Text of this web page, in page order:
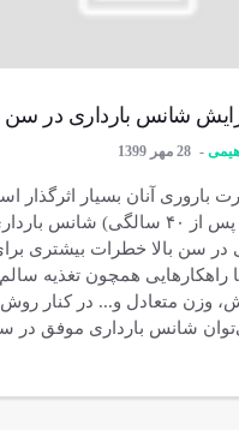
شانس بارداری در سن
28 مهر 1399
سالگی (به‌ویژه پس از ۴۰ سالگی)
در سن بالا خطرات بیشتری
با راهکارهایی همچون تغذیه
وزن متعادل و... در کنار
شانس بارداری موفق در